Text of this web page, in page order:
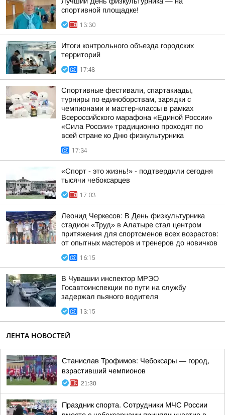
спортивной площадке!
13:30
Итоги контрольного объезда городских
территорий
17:48
Спортивные фестивали, спартакиады,
турниры по единоборствам, зарядки с
чемпионами и мастер-классы в рамках
Всероссийского марафона «Единой России»
«Сила России» традиционно проходят по
всей стране ко Дню физкультурника
17:34
«Спорт - это жизнь!» - подтвердили сегодня
тысячи чебоксарцев
17:03
Леонид Черкесов: В День физкультурника
стадион «Труд» в Алатыре стал центром
притяжения для спортсменов всех возрастов:
от опытных мастеров и тренеров до новичков
16:15
В Чувашии инспектор МРЭО
Госавтоинспекции по пути на службу
задержал пьяного водителя
13:15
ЛЕНТА НОВОСТЕЙ
Станислав Трофимов: Чебоксары — город,
взрастивший чемпионов
21:30
Праздник спорта. Сотрудники МЧС России